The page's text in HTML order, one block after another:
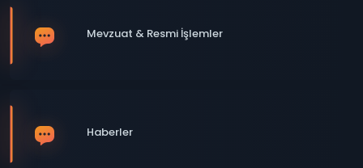
Mevzuat & Resmi İşlemler
Haberler